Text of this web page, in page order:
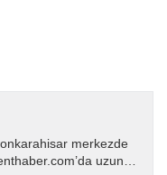
merkezde
uzun